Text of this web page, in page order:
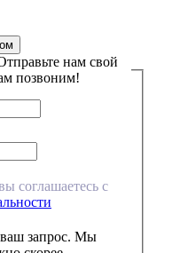
нам свой
позвоним!
соглашаетесь с
запрос. Мы